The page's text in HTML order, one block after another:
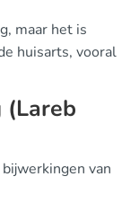
maar het is
huisarts, vooral
(Lareb
van